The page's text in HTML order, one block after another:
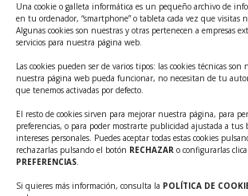
Una cookie o galleta informática es un pequeño archivo de
en tu ordenador, “smartphone” o tableta cada vez que visitas
Algunas cookies son nuestras y otras pertenecen a empresas
servicios para nuestra página web.
Las cookies pueden ser de varios tipos: las cookies técnicas son
nuestra página web pueda funcionar, no necesitan de tu
que tenemos activadas por defecto.
El resto de cookies sirven para mejorar nuestra página, para
preferencias, o para poder mostrarte publicidad ajustada a tus
intereses personales. Puedes aceptar todas estas cookies
rechazarlas pulsando el botón RECHAZAR o configurarlas
PREFERENCIAS.
Si quieres más información, consulta la POLÍTICA DE
Ayudas INFO para el apoyo a las
innovadoras con potencial tecnológico y
Convocatoria Cheque de Innovación.
para la contratación de servicios de
Competitividad
Cheque Inversión del INFO. Ayudas para
contratación de servicios de Innovación
Competitividad para apoyar rondas de
Inscripciones abiertas!!